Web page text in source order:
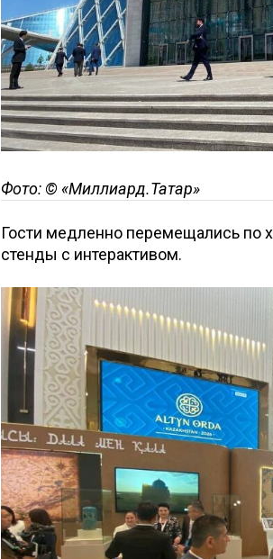
Фото: © «Миллиард.Татар»
Гости медленно перемещались по
стенды с интерактивом.